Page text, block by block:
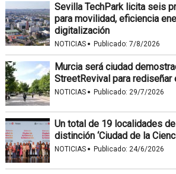
Sevilla TechPark licita seis
para movilidad, eficiencia
digitalización
NOTICIAS · Publicado: 7/8/2026
Murcia será ciudad
StreetRevival para
NOTICIAS · Publicado: 29/7/2026
Un total de 19 localidades
distinción ‘Ciudad de la
NOTICIAS · Publicado: 24/6/2026